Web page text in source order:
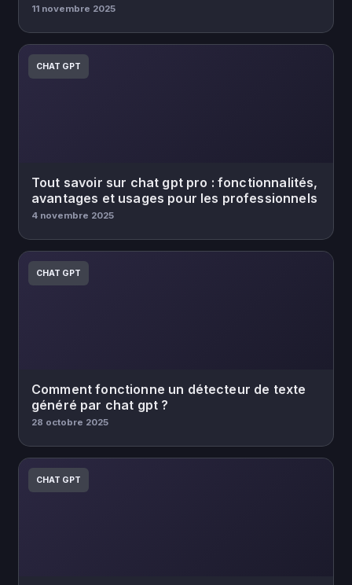
11 novembre 2025
CHAT GPT
Tout savoir sur chat gpt pro : fonctionnalités,
avantages et usages pour les professionnels
4 novembre 2025
CHAT GPT
Comment fonctionne un détecteur de texte
généré par chat gpt ?
28 octobre 2025
CHAT GPT